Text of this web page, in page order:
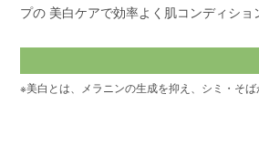
プの 美白ケアで効率よく肌コンディシ
※美白とは、メラニンの生成を抑え、シミ・そば